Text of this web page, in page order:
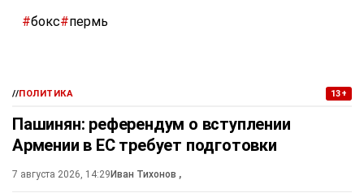
#бокс#пермь
//ПОЛИТИКА 13+
Пашинян: референдум о вступлении
Армении в ЕС требует подготовки
7 августа 2026, 14:29 Иван Тихонов ,